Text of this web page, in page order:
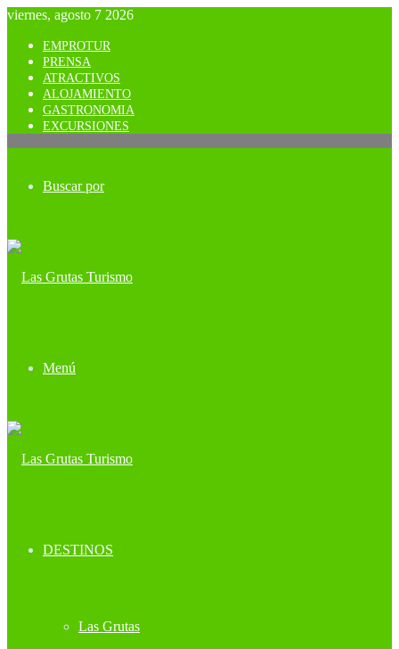
viernes, agosto 7 2026
EMPROTUR
PRENSA
ATRACTIVOS
ALOJAMIENTO
GASTRONOMIA
EXCURSIONES
Buscar por
Menú
DESTINOS
Las Grutas